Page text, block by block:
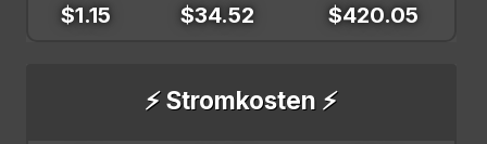
$1.15 $34.52 $420.05
⚡ Stromkosten ⚡